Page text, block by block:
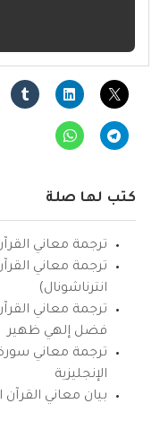
كتب لها صلة
ترجمة معاني
ترجمة معاني
انترناشونال)
ترجمة معاني
فضل إلهي ظهير
ترجمة معاني سورة
الإنجليزية
بيان معاني القرآن